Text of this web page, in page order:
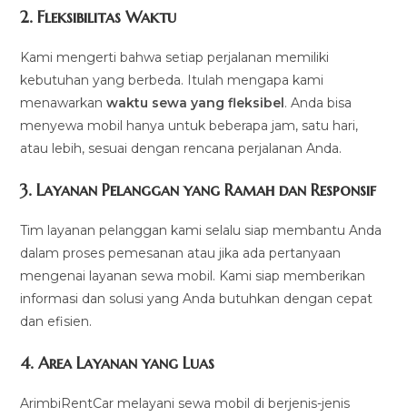
2.Fleksibilitas Waktu
Kami mengerti bahwa setiap perjalanan memiliki
kebutuhan yang berbeda. Itulah mengapa kami
menawarkanwaktu sewa yang fleksibel. Anda bisa
menyewa mobil hanya untuk beberapa jam, satu hari,
atau lebih, sesuai dengan rencana perjalanan Anda.
3.Layanan Pelanggan yang Ramah dan Responsif
Tim layanan pelanggan kami selalu siap membantu Anda
dalam proses pemesanan atau jika ada pertanyaan
mengenai layanan sewa mobil. Kami siap memberikan
informasi dan solusi yang Anda butuhkan dengan cepat
dan efisien.
4.Area Layanan yang Luas
ArimbiRentCar melayani sewa mobil di berjenis-jenis